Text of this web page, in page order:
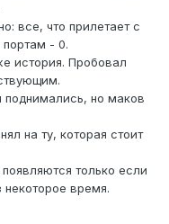
все, что прилетает с
портам - 0.
история. Пробовал
но маков
на ту, которая стоит
только если
некоторое время.